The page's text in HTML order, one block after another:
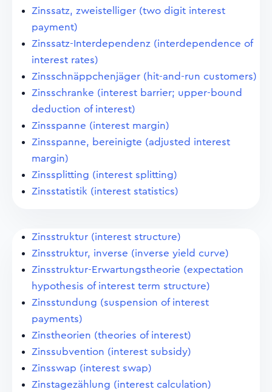
Zinssatz, zweistelliger (two digit interest
payment)
Zinssatz-Interdependenz (interdependence of
interest rates)
Zinsschnäppchenjäger (hit-and-run customers)
Zinsschranke (interest barrier; upper-bound
deduction of interest)
Zinsspanne (interest margin)
Zinsspanne, bereinigte (adjusted interest
margin)
Zinssplitting (interest splitting)
Zinsstatistik (interest statistics)
Zinsstruktur (interest structure)
Zinsstruktur, inverse (inverse yield curve)
Zinsstruktur-Erwartungstheorie (expectation
hypothesis of interest term structure)
Zinsstundung (suspension of interest
payments)
Zinstheorien (theories of interest)
Zinssubvention (interest subsidy)
Zinsswap (interest swap)
Zinstagezählung (interest calculation)